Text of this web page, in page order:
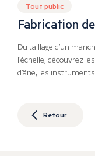
Tout public
Fabrication
Du taillage d’un
l’échelle, découvrez
d’âne, les
Retour